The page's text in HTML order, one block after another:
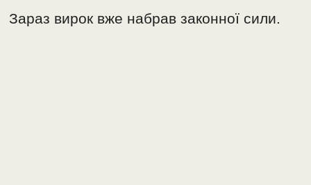
Зараз вирок вже набрав законної сили.